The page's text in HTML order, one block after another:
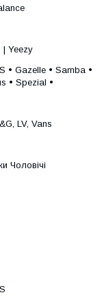
Yeezy
• Gazelle • Samba •
• Spezial •
LV, Vans
Чоловічі